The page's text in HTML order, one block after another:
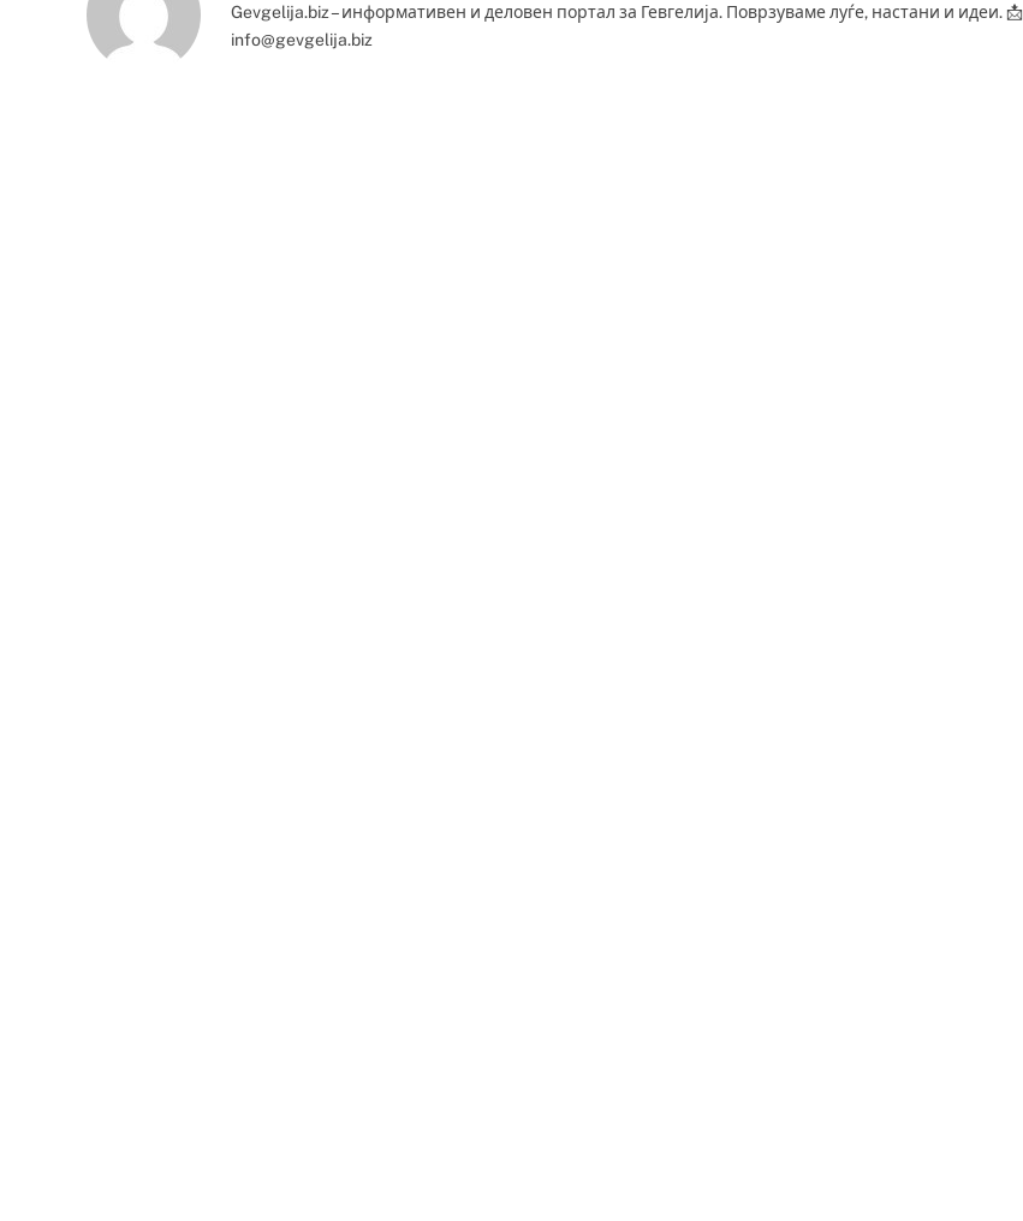
Gevgelija.biz – информативен и деловен портал за Гевгелија. Поврзуваме луѓе, настани и идеи. 📩
info@gevgelija.biz